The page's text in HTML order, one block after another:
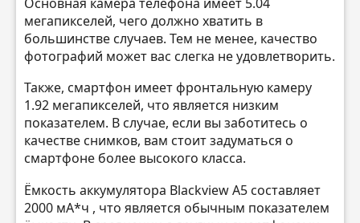
мегапикселей, чего должно хватить в
большинстве случаев. Тем не менее, качество
фотографий может вас слегка не удовлетворить.
Также, смартфон имеет фронтальную камеру
1.92 мегапикселей, что является низким
показателем. В случае, если вы заботитесь о
качестве снимков, вам стоит задуматься о
смартфоне более высокого класса.
Ёмкость аккумулятора Blackview A5 составляет
2000 мА*ч , что является обычным показателем